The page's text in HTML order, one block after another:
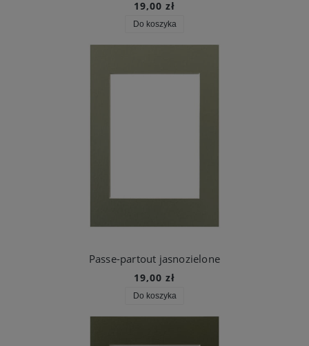
19,00 zł
Do koszyka
Passe-partout jasnozielone
19,00 zł
Do koszyka